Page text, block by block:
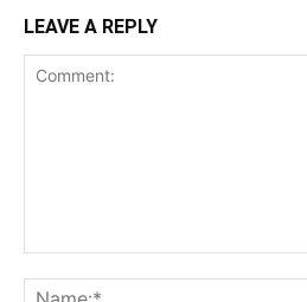
LEAVE A REPLY